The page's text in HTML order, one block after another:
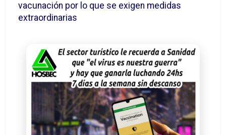
vacunación por lo que se exigen medidas
extraordinarias